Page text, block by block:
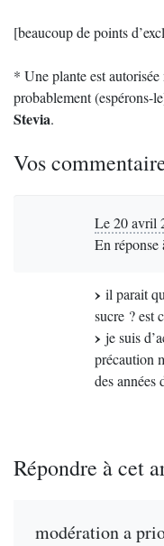
[beaucoup de points
* Une plante est
probablement (espérons-
Stevia.
Vos
Le 20 avril
En réponse
il parait
sucre ? est
je suis
précaution
des années
Répondre à cet
modération a